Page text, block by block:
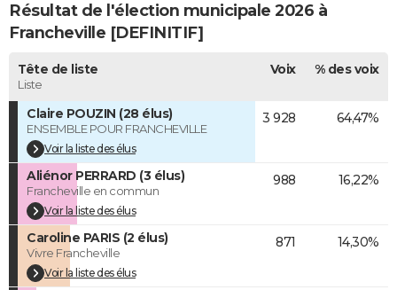
Carte de Noël
Carte Bonne année
Carte Saint-Valentin
Carte Pâques
Carte d'anniversaire
DICTIONNAIRE
Dictionnaire
Biographies
Citations
Expressions
Proverbes
PROGRAMME TV
COPAINS D'AVANT
S'inscrire
Se connecter
Lycées
Collèges
Primaires
Universités
Entreprises
Service militaire
Avis de recherche
AVIS DE DÉCÈS
FORUM
Bricolage
Lifestyle
Culture
Sport
Auto
Television
Voyage
Cinema
Résultat de l'élection municipale 2026 à
Francheville [DEFINITIF]
Tête de liste
Liste
Voix % des voix
Claire POUZIN (28 élus)
ENSEMBLE POUR FRANCHEVILLE
Voir la liste des élus
3 928 64,47%
Aliénor PERRARD (3 élus)
Francheville en commun
Voir la liste des élus
988 16,22%
Caroline PARIS (2 élus)
Vivre Francheville
Voir la liste des élus
871 14,30%